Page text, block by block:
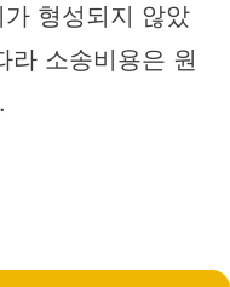
형성되지 않았
라 소송비용은 원